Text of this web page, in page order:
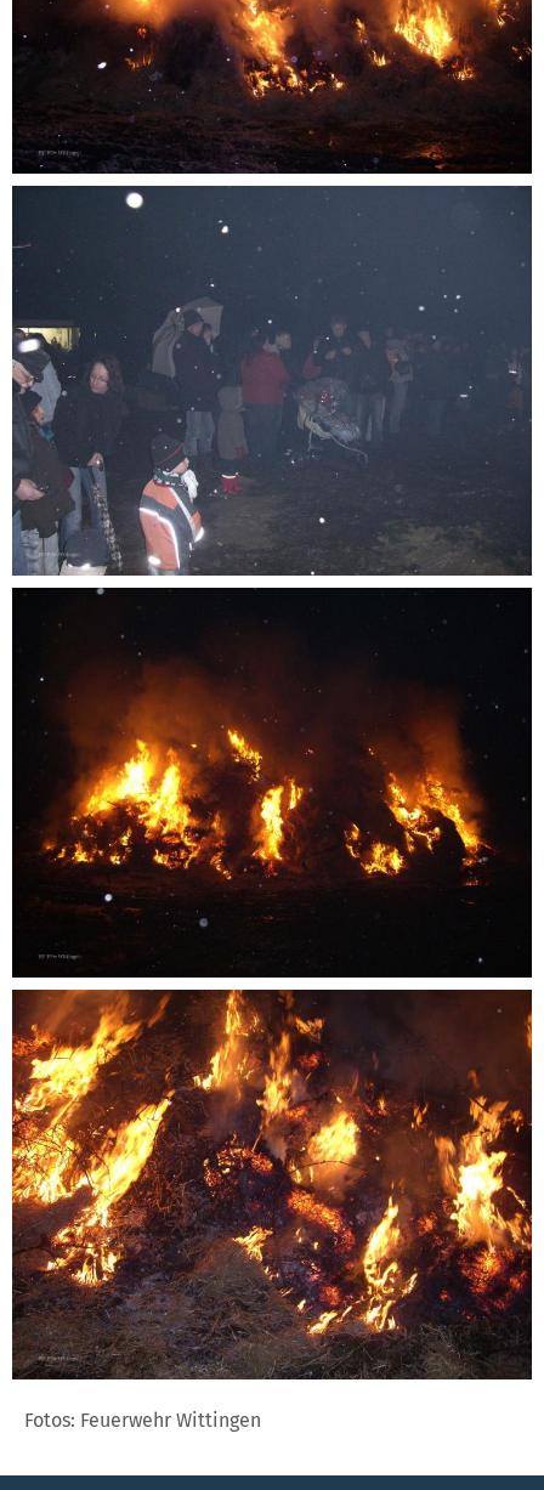
Fotos: Feuerwehr Wittingen